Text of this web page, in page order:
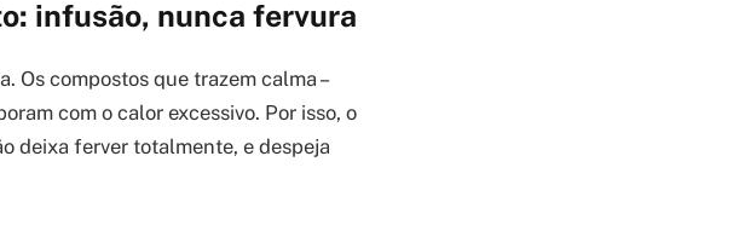
infusão, nunca fervura
Os compostos que trazem calma –
com o calor excessivo. Por isso, o
deixa ferver totalmente, e despeja